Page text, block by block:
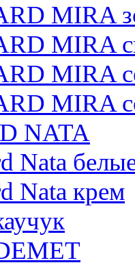
MIRA
MIRA
MIRA
MIRA
NATA
Nata
Nata крем